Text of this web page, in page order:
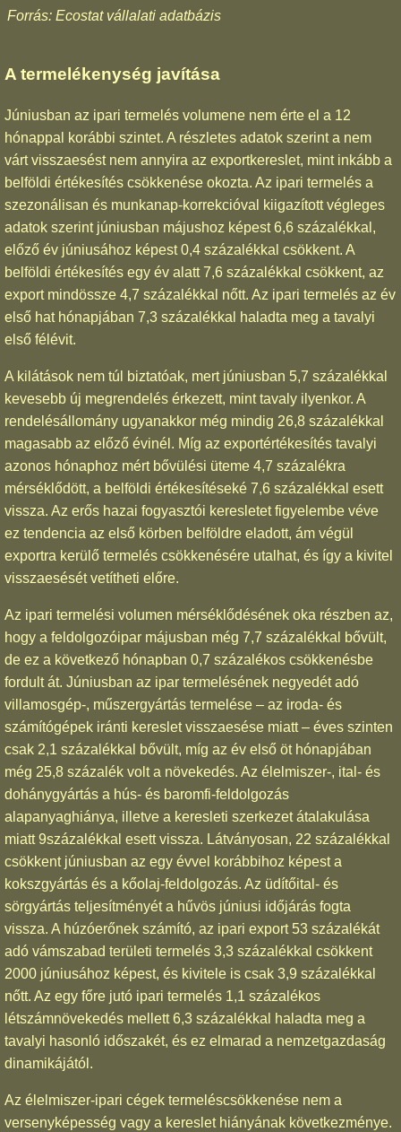
Forrás: Ecostat vállalati adatbázis
A termelékenység javítása
Júniusban az ipari termelés volumene nem érte el a 12
hónappal korábbi szintet. A részletes adatok szerint a nem
várt visszaesést nem annyira az exportkereslet, mint inkább a
belföldi értékesítés csökkenése okozta. Az ipari termelés a
szezonálisan és munkanap-korrekcióval kiigazított végleges
adatok szerint júniusban májushoz képest 6,6 százalékkal,
előző év júniusához képest 0,4 százalékkal csökkent. A
belföldi értékesítés egy év alatt 7,6 százalékkal csökkent, az
export mindössze 4,7 százalékkal nőtt. Az ipari termelés az év
első hat hónapjában 7,3 százalékkal haladta meg a tavalyi
első félévit.
A kilátások nem túl biztatóak, mert júniusban 5,7 százalékkal
kevesebb új megrendelés érkezett, mint tavaly ilyenkor. A
rendelésállomány ugyanakkor még mindig 26,8 százalékkal
magasabb az előző évinél. Míg az exportértékesítés tavalyi
azonos hónaphoz mért bővülési üteme 4,7 százalékra
mérséklődött, a belföldi értékesítéseké 7,6 százalékkal esett
vissza. Az erős hazai fogyasztói keresletet figyelembe véve
ez tendencia az első körben belföldre eladott, ám végül
exportra kerülő termelés csökkenésére utalhat, és így a kivitel
visszaesését vetítheti előre.
Az ipari termelési volumen mérséklődésének oka részben az,
hogy a feldolgozóipar májusban még 7,7 százalékkal bővült,
de ez a következő hónapban 0,7 százalékos csökkenésbe
fordult át. Júniusban az ipar termelésének negyedét adó
villamosgép-, műszergyártás termelése – az iroda- és
számítógépek iránti kereslet visszaesése miatt – éves szinten
csak 2,1 százalékkal bővült, míg az év első öt hónapjában
még 25,8 százalék volt a növekedés. Az élelmiszer-, ital- és
dohánygyártás a hús- és baromfi-feldolgozás
alapanyaghiánya, illetve a keresleti szerkezet átalakulása
miatt 9százalékkal esett vissza. Látványosan, 22 százalékkal
csökkent júniusban az egy évvel korábbihoz képest a
kokszgyártás és a kőolaj-feldolgozás. Az üdítőital- és
sörgyártás teljesítményét a hűvös júniusi időjárás fogta
vissza. A húzóerőnek számító, az ipari export 53 százalékát
adó vámszabad területi termelés 3,3 százalékkal csökkent
2000 júniusához képest, és kivitele is csak 3,9 százalékkal
nőtt. Az egy főre jutó ipari termelés 1,1 százalékos
létszámnövekedés mellett 6,3 százalékkal haladta meg a
tavalyi hasonló időszakét, és ez elmarad a nemzetgazdaság
dinamikájától.
Az élelmiszer-ipari cégek termeléscsökkenése nem a
versenyképesség vagy a kereslet hiányának következménye.